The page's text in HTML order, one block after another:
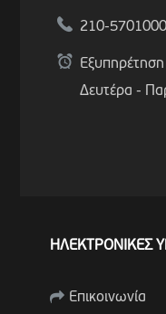
210-5701000
Εξυπηρέτηση
Δευτέρα -
ΗΛΕΚΤΡΟΝΙΚΕΣ
Επικοινωνία